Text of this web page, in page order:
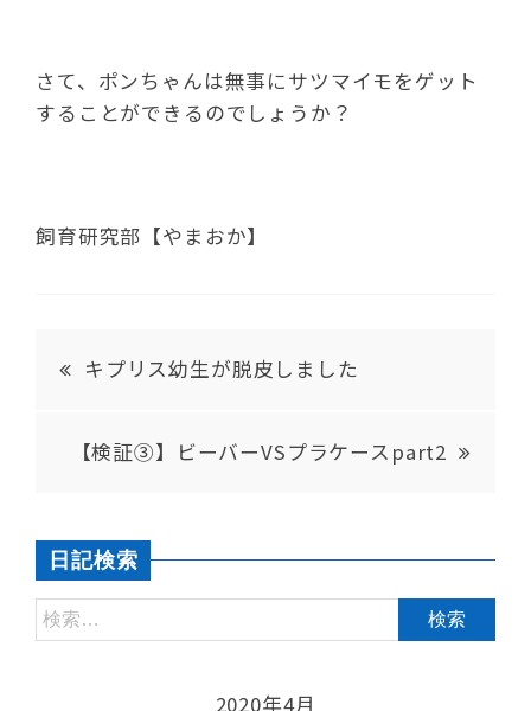
さて、ポンちゃんは無事にサツマイモをゲット
することができるのでしょうか？
飼育研究部【やまおか】
キプリス幼生が脱皮しました
【検証➂】ビーバーVSプラケースpart2
日記検索
2020年4月